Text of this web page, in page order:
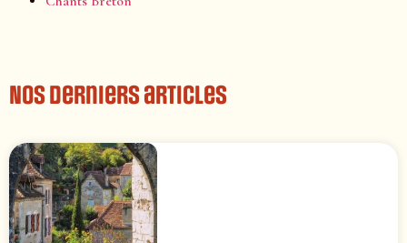
Nos derniers articles